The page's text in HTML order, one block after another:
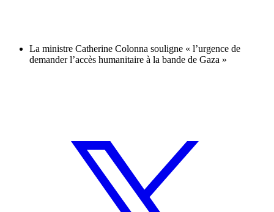
La ministre Catherine Colonna souligne « l’urgence de
demander l’accès humanitaire à la bande de Gaza »